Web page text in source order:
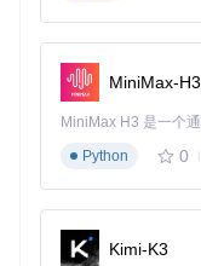
MiniMax-H3
Python
0
Kimi-K3